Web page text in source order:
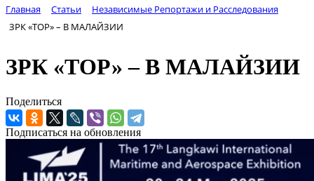
Главная Статьи
Независимые Репортажи и Расследования
ЗРК «ТОР» – В МАЛАЙЗИИ
ЗРК «ТОР» – В МАЛАЙЗИИ
Поделиться
Подписаться на обновления